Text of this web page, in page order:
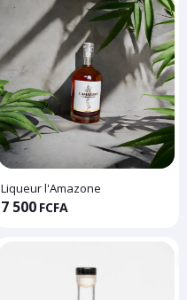
Liqueur l'Amazone
7 500 FCFA